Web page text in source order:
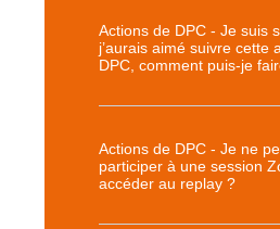
Actions de DPC - Je suis
j’aurais aimé suivre cette
DPC, comment puis-je
Actions de DPC - Je ne
participer à une session
accéder au replay ?